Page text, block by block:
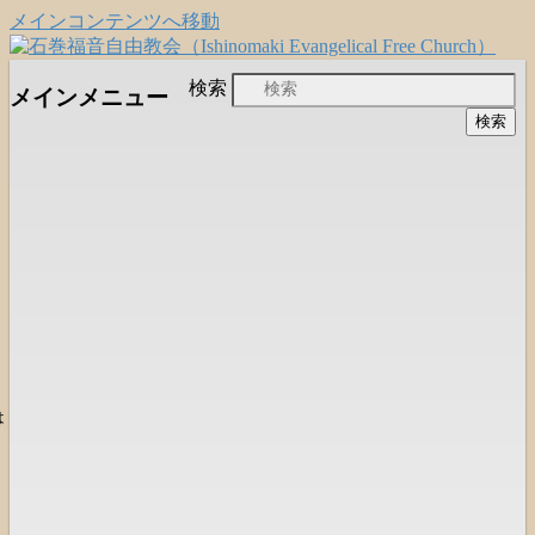
メインコンテンツへ移動
石巻福音自由教会
（Ishinomaki Evangelical Free
日本福音自由教会の有志による「石巻宣
教支援会」によって支えられる新しい
検索
メインメニュー